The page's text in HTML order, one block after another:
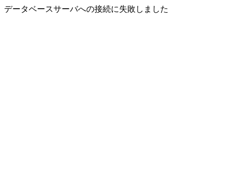
データベースサーバへの接続に失敗しました